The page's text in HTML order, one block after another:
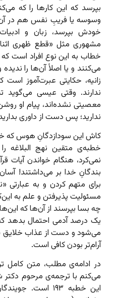
بپرسد که این کارها را که
وسوسه یا فریبِ نفس هم در
خودش بپرسد، زبان و
مشهوری مثل «قطع ظهری
خطاب به این نوع افراد است که
می‌کنند و یا اصلاً آن‌ها را
زانیه، حکایتی عبرت‌آموز است
ندارند. وقتی عیسی می‌گوید
معصیتی نشده‌اند، پیام او
ندارید؛ پس دست از داوری
کاش این سودازدگانِ هوس که
خطبه‌ی متقین نهج البلاغه
نمی‌کرد، هنگام خواندن آیات
بندگانِ خدا بر می‌داشتند!
برای متهم کردن و به
مسئولیت پذیرفتن و علم به
چه بسا بپرسند از آن‌ها که
یک درصد آدمی احتمال بدهد
می‌شود و دست از عذاب خلایق
آرام‌تر بودن کافی است.
در ادامه‌ی مطلب، متن کامل
می‌کنم با ترجمه‌ی مرحوم دکتر
این خطبه ۱۹۳